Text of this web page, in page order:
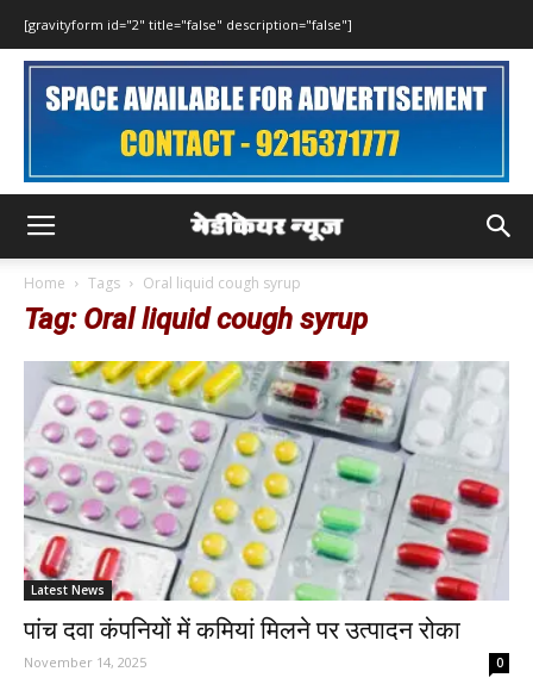
[gravityform id="2" title="false" description="false"]
Home Tags Oral liquid cough syrup
Tag: Oral liquid cough syrup
Latest News
पांच दवा कंपनियों में कमियां मिलने पर उत्पादन रोका
November 14, 2025 0